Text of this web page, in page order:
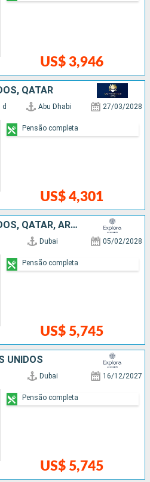
US$ 3,946
QATAR
d Abu Dhabi 27/03/2028
US$ 4,301
Pensão completa
EMIRADOS ÁRABES UNIDOS, QATAR, ARABIA SAUDITA
Dubai 05/02/2028
US$ 5,745
Pensão completa
UNIDOS
Dubai 16/12/2027
US$ 5,745
Pensão completa